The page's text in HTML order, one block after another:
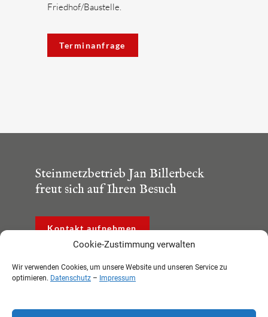
Cookie-Zustimmung verwalten
Wir verwenden Cookies, um unsere Website und unseren Service zu
optimieren. Datenschutz – Impressum
Friedhof/Baustelle.
Terminanfrage
Steinmetzbetrieb Jan Billerbeck
freut sich auf Ihren Besuch
Kontakt aufnehmen
Folgen Sie uns